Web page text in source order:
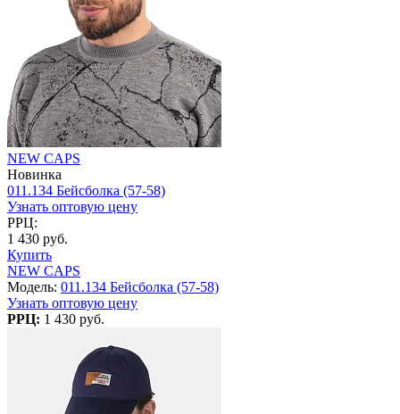
NEW CAPS
Новинка
011.134 Бейсболка (57-58)
Узнать оптовую цену
РРЦ:
1 430 руб.
Купить
NEW CAPS
Модель: 011.134 Бейсболка (57-58)
Узнать оптовую цену
РРЦ: 1 430 руб.